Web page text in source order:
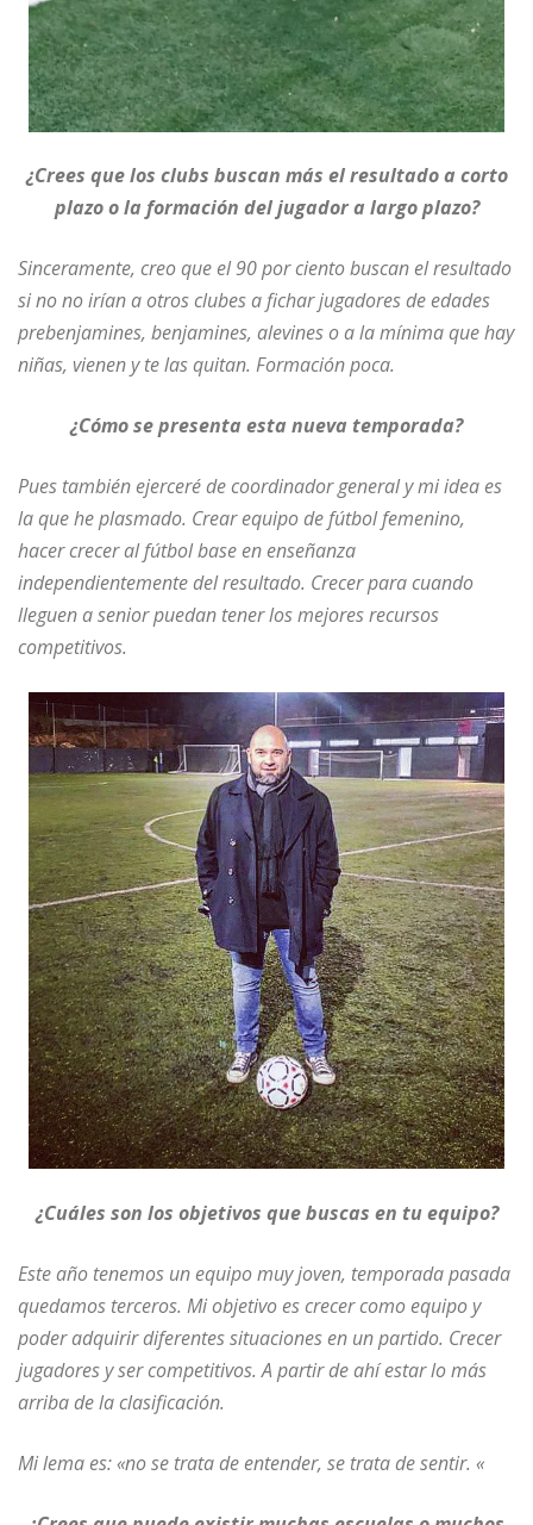
¿Crees que los clubs buscan más el resultado a corto
plazo o la formación del jugador a largo plazo?
Sinceramente, creo que el 90 por ciento buscan el resultado
si no no irían a otros clubes a fichar jugadores de edades
prebenjamines, benjamines, alevines o a la mínima que hay
niñas, vienen y te las quitan. Formación poca.
¿Cómo se presenta esta nueva temporada?
Pues también ejerceré de coordinador general y mi idea es
la que he plasmado. Crear equipo de fútbol femenino,
hacer crecer al fútbol base en enseñanza
independientemente del resultado. Crecer para cuando
lleguen a senior puedan tener los mejores recursos
competitivos.
¿Cuáles son los objetivos que buscas en tu equipo?
Este año tenemos un equipo muy joven, temporada pasada
quedamos terceros. Mi objetivo es crecer como equipo y
poder adquirir diferentes situaciones en un partido. Crecer
jugadores y ser competitivos. A partir de ahí estar lo más
arriba de la clasificación.
Mi lema es: «no se trata de entender, se trata de sentir. «